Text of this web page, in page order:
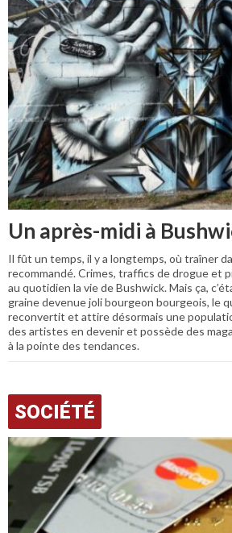
Un après-midi à
Il fût un temps, il y a longtemps, où traîner
recommandé. Crimes, traffics de drogue et
au quotidien la vie de Bushwick. Mais ça,
graine devenue joli bourgeon bourgeois, le
reconvertit et attire désormais une
des artistes en devenir et possède des
à la pointe des tendances.
SOCIÉTÉ